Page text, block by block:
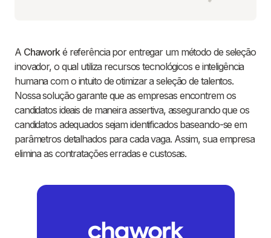
A Chaworké referência por entregar um método de seleção
inovador, o qual utiliza recursos tecnológicos e inteligência
humana com o intuito de otimizar a seleção de talentos.
Nossa solução garante que as empresas encontrem os
candidatos ideais de maneira assertiva, assegurando que os
candidatos adequados sejam identificados baseando-se em
parâmetros detalhados para cada vaga. Assim, sua empresa
elimina as contratações erradas e custosas.